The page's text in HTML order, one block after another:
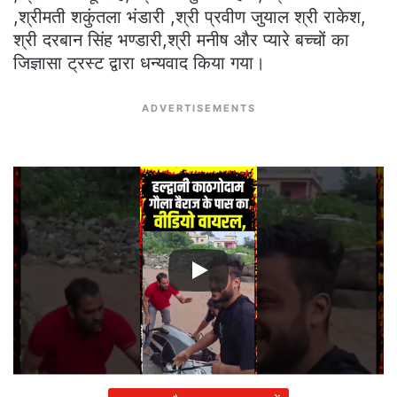
,श्रीमती शकुंतला भंडारी ,श्री प्रवीण जुयाल श्री राकेश,
श्री दरबान सिंह भण्डारी,श्री मनीष और प्यारे बच्चों का
जिज्ञासा ट्रस्ट द्वारा धन्यवाद किया गया।
ADVERTISEMENTS